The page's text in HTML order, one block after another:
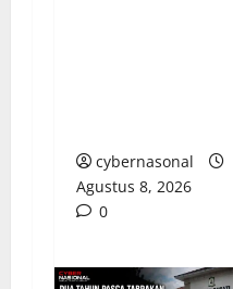
cybernasonal
Agustus 8, 2026
0